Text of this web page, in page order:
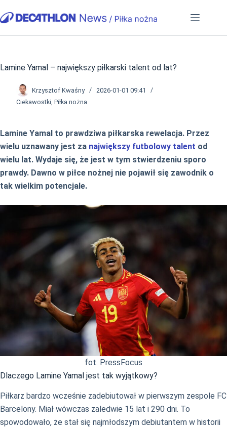
do
Lamine Yamal – największy piłkarski talent od lat?
Krzysztof Kwaśny
2026-01-01 09:41
Ciekawostki, Piłka nożna
Lamine Yamal to prawdziwa piłkarska rewelacja. Przez
wielu uznawany jest za największy futbolowy talent od
wielu lat. Wydaje się, że jest w tym stwierdzeniu sporo
prawdy. Dawno w piłce nożnej nie pojawił się zawodnik o
tak wielkim potencjale.
fot. PressFocus
Dlaczego Lamine Yamal jest tak wyjątkowy?
Piłkarz bardzo wcześnie zadebiutował w pierwszym zespole FC
Barcelony. Miał wówczas zaledwie 15 lat i 290 dni. To
spowodowało, że stał się najmłodszym debiutantem w historii